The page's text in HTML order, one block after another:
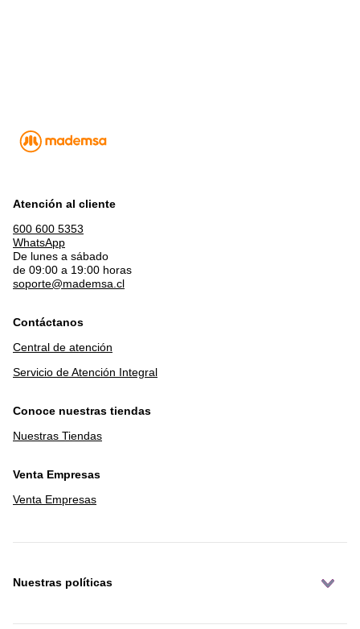
Atención al cliente
600 600 5353
WhatsApp
De lunes a sábado
de 09:00 a 19:00 horas
soporte@mademsa.cl
Contáctanos
Central de atención
Servicio de Atención Integral
Conoce nuestras tiendas
Nuestras Tiendas
Venta Empresas
Venta Empresas
Nuestras políticas